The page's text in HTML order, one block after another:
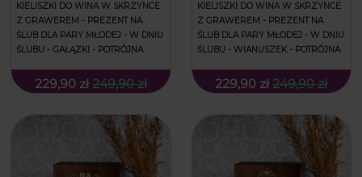
KIELISZKI DO WINA W SKRZYNCE
Z GRAWEREM - PREZENT NA
ŚLUB DLA PARY MŁODEJ - W DNIU
ŚLUBU - GAŁĄZKI - POTRÓJNA
229,90 zł 249,90 zł
KIELISZKI DO WINA W SKRZYNCE
Z GRAWEREM - PREZENT NA
ŚLUB DLA PARY MŁODEJ - W DNIU
ŚLUBU - WIANUSZEK - POTRÓJNA
229,90 zł 249,90 zł